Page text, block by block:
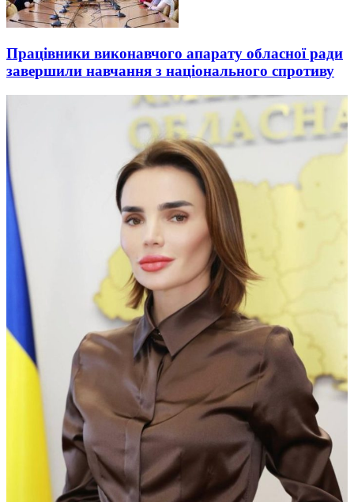
Працівники виконавчого апарату обласної ради
завершили навчання з національного спротиву